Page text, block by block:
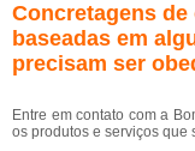
Concretagens
baseadas em
precisam ser
Entre em contato com a
os produtos e serviços que